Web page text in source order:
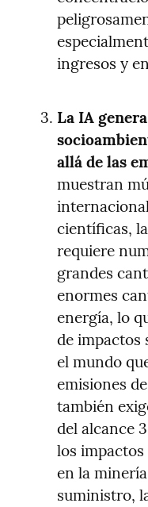
ingresos y
La IA
allá de las
muestran
científicas,
requiere
grandes
enormes
energía, lo
de impactos
el mundo
emisiones
también
del alcance
los
en la
suministro,